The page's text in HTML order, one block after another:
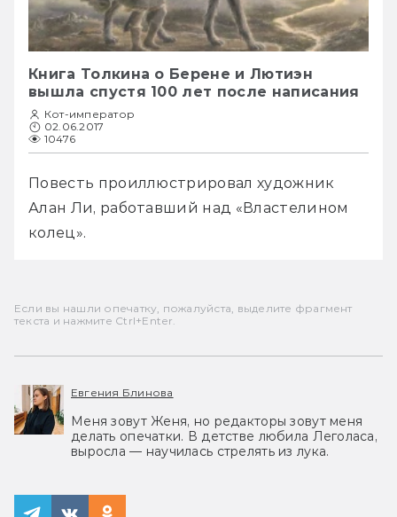
Книга Толкина о Берене и Лютиэн
вышла спустя 100 лет после написания
Кот-император
02.06.2017
10476
Повесть проиллюстрировал художник
Алан Ли, работавший над «Властелином
колец».
Если вы нашли опечатку, пожалуйста, выделите фрагмент
текста и нажмите Ctrl+Enter.
Евгения Блинова
Меня зовут Женя, но редакторы зовут меня
делать опечатки. В детстве любила Леголаса,
выросла — научилась стрелять из лука.